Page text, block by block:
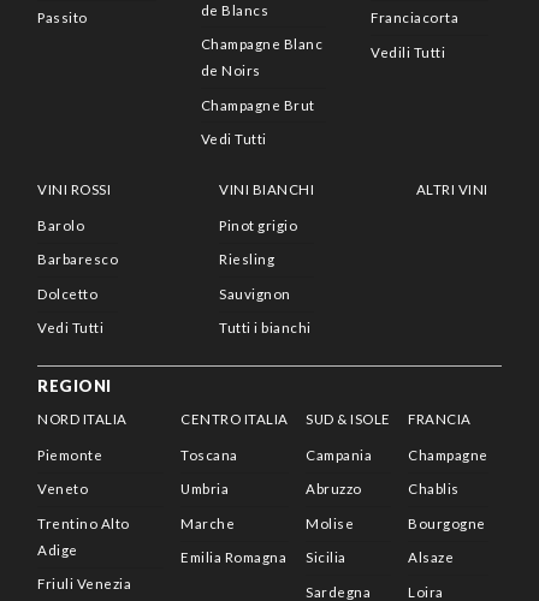
Passito
de Blancs
Champagne Blanc
de Noirs
Champagne Brut
Vedi Tutti
Franciacorta
Vedili Tutti
VINI ROSSI
Barolo
Barbaresco
Dolcetto
Vedi Tutti
VINI BIANCHI
Pinot grigio
Riesling
Sauvignon
Tutti i bianchi
ALTRI VINI
REGIONI
NORD ITALIA
Piemonte
Veneto
Trentino Alto
Adige
Friuli Venezia
CENTRO ITALIA
Toscana
Umbria
Marche
Emilia Romagna
SUD & ISOLE
Campania
Abruzzo
Molise
Sicilia
Sardegna
FRANCIA
Champagne
Chablis
Bourgogne
Alsaze
Loira